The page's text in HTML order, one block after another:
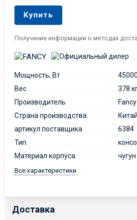
Купить
Получение информации о методах
Мощность, Вт
45000
Вес
378
Производитель
Fancy
Страна производства
Китай
артикул поставщика
6384
Тип
Материал корпуса
чугун
Все характеристики
Доставка